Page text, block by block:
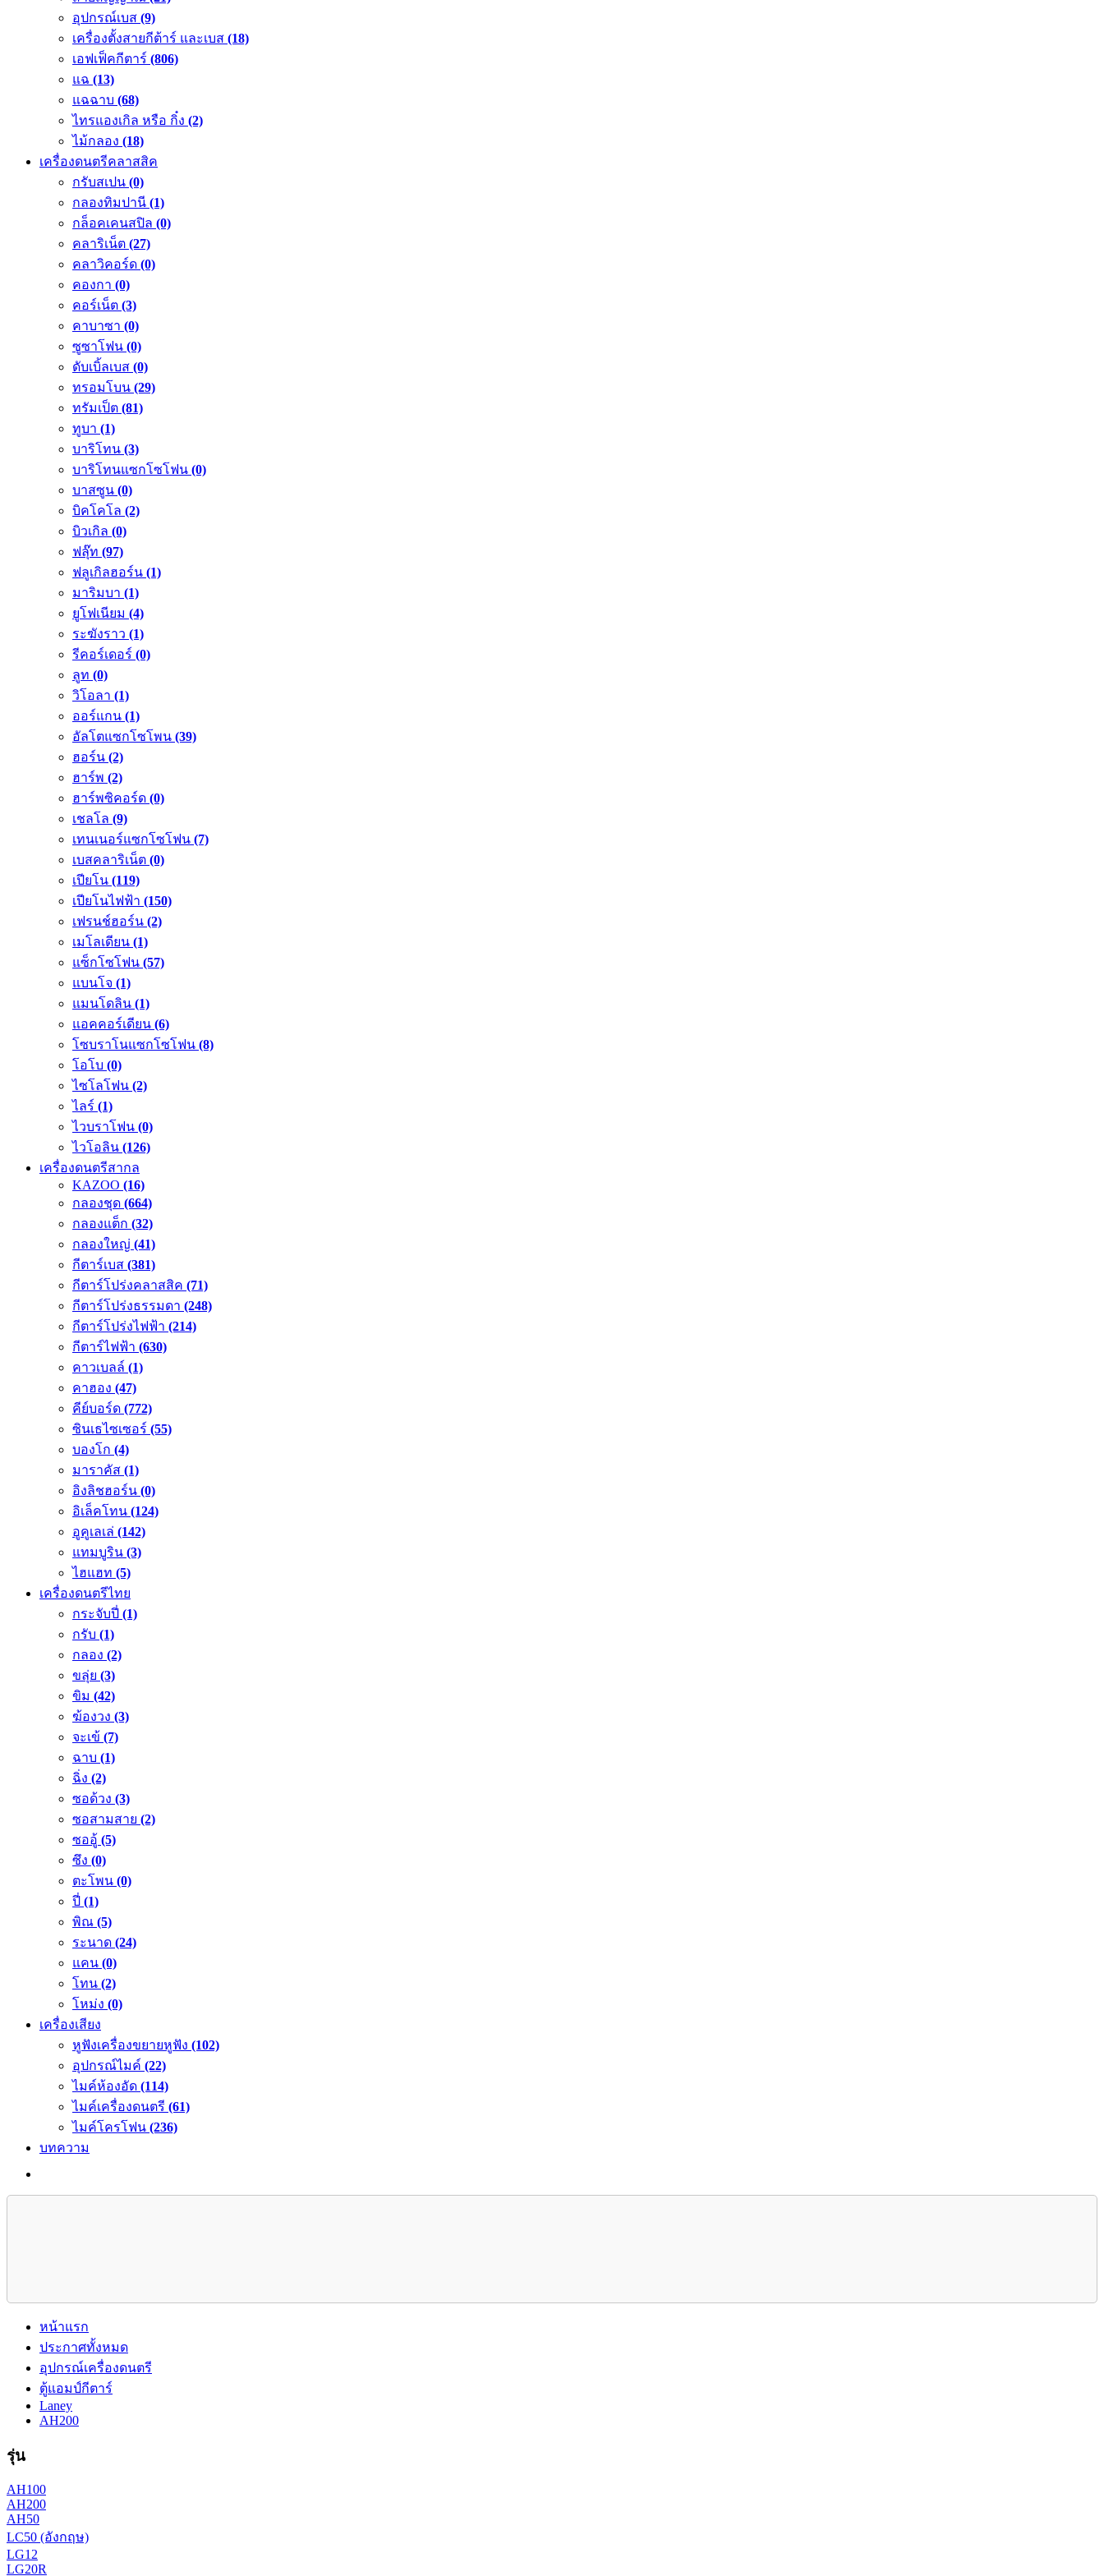
อุปกรณ์เบส (9)
เครื่องตั้งสายกีต้าร์ และเบส (18)
เอฟเฟ็คกีตาร์ (806)
แฉ (13)
แฉฉาบ (68)
ไทรแองเกิล หรือ กิ๋ง (2)
ไม้กลอง (18)
เครื่องดนตรีคลาสสิค
กรับสเปน (0)
กลองทิมปานี (1)
กล็อคเคนสปิล (0)
คลาริเน็ต (27)
คลาวิคอร์ด (0)
คองกา (0)
คอร์เน็ต (3)
คาบาซา (0)
ซูซาโฟน (0)
ดับเบิ้ลเบส (0)
ทรอมโบน (29)
ทรัมเป็ต (81)
ทูบา (1)
บาริโทน (3)
บาริโทนแซกโซโฟน (0)
บาสซูน (0)
บิคโคโล (2)
บิวเกิล (0)
ฟลุ๊ท (97)
ฟลูเกิลฮอร์น (1)
มาริมบา (1)
ยูโฟเนียม (4)
ระฆังราว (1)
รีคอร์เดอร์ (0)
ลูท (0)
วิโอลา (1)
ออร์แกน (1)
อัลโตแซกโซโพน (39)
ฮอร์น (2)
ฮาร์พ (2)
ฮาร์พซิคอร์ด (0)
เชลโล (9)
เทนเนอร์แซกโซโฟน (7)
เบสคลาริเน็ต (0)
เปียโน (119)
เปียโนไฟฟ้า (150)
เฟรนช์ฮอร์น (2)
เมโลเดียน (1)
แซ็กโซโฟน (57)
แบนโจ (1)
แมนโดลิน (1)
แอคคอร์เดียน (6)
โซบราโนแซกโซโฟน (8)
โอโบ (0)
ไซโลโฟน (2)
ไลร์ (1)
ไวบราโฟน (0)
ไวโอลิน (126)
เครื่องดนตรีสากล
KAZOO (16)
กลองชุด (664)
กลองแต็ก (32)
กลองใหญ่ (41)
กีตาร์เบส (381)
กีตาร์โปร่งคลาสสิค (71)
กีตาร์โปร่งธรรมดา (248)
กีตาร์โปร่งไฟฟ้า (214)
กีตาร์ไฟฟ้า (630)
คาวเบลล์ (1)
คาฮอง (47)
คีย์บอร์ด (772)
ซินเธไซเซอร์ (55)
บองโก (4)
มาราคัส (1)
อิงลิชฮอร์น (0)
อิเล็คโทน (124)
อูคูเลเล่ (142)
แทมบูริน (3)
ไฮแฮท (5)
เครื่องดนตรีไทย
กระจับปี่ (1)
กรับ (1)
กลอง (2)
ขลุ่ย (3)
ขิม (42)
ฆ้องวง (3)
จะเข้ (7)
ฉาบ (1)
ฉิ่ง (2)
ซอด้วง (3)
ซอสามสาย (2)
ซออู้ (5)
ซึง (0)
ตะโพน (0)
ปี่ (1)
พิณ (5)
ระนาด (24)
แคน (0)
โทน (2)
โหม่ง (0)
เครื่องเสียง
หูฟังเครื่องขยายหูฟัง (102)
อุปกรณ์ไมค์ (22)
ไมค์ห้องอัด (114)
ไมค์เครื่องดนตรี (61)
ไมค์โครโฟน (236)
บทความ
หน้าแรก
ประกาศทั้งหมด
อุปกรณ์เครื่องดนตรี
ตู้แอมป์กีตาร์
Laney
AH200
รุ่น
AH100
AH200
AH50
LC50 (อังกฤษ)
LG12
LG20R